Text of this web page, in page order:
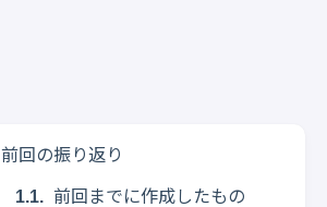
前回の振り返り
前回までに作成したもの